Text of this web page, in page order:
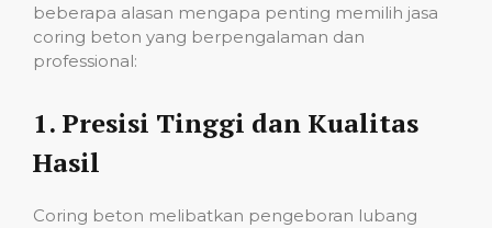
beberapa alasan mengapa penting memilih jasa
coring beton yang berpengalaman dan
professional:
1. Presisi Tinggi dan Kualitas
Hasil
Coring beton melibatkan pengeboran lubang